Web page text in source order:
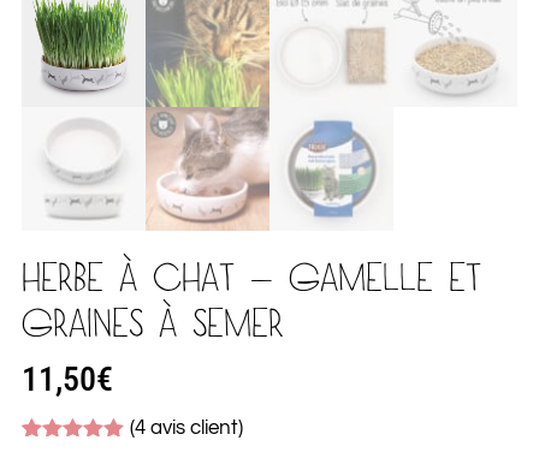
HERBE À CHAT – GAMELLE ET
GRAINES À SEMER
11,50€
(4 avis client)